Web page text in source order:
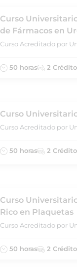
Curso
de Fármacos en
Curso Acreditado por
50 horas 2
Curso
Curso Acreditado por
50 horas 2
Curso
Rico en Plaquetas
Curso Acreditado por
50 horas 2